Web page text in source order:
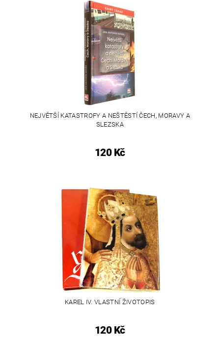
NEJVĚTŠÍ KATASTROFY A NEŠTĚSTÍ ČECH, MORAVY A
SLEZSKA
120 Kč
KAREL IV. VLASTNÍ ŽIVOTOPIS
120 Kč